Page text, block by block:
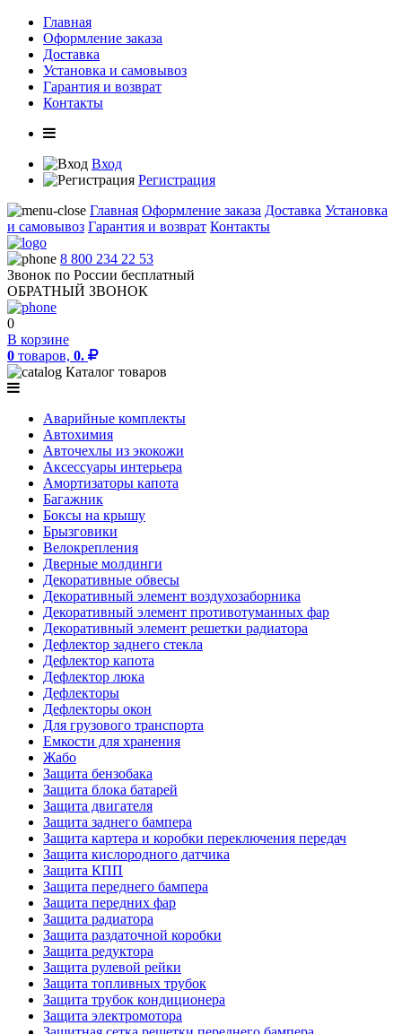
Главная
Оформление заказа
Доставка
Установка и самовывоз
Гарантия и возврат
Контакты
Вход
Регистрация
Главная Оформление заказа Доставка Установка
и самовывоз Гарантия и возврат Контакты
8 800 234 22 53
Звонок по России бесплатный
ОБРАТНЫЙ ЗВОНОК
0
В корзине
0 товаров, 0.
Каталог товаров
Аварийные комплекты
Автохимия
Авточехлы из экокожи
Аксессуары интерьера
Амортизаторы капота
Багажник
Боксы на крышу
Брызговики
Велокрепления
Дверные молдинги
Декоративные обвесы
Декоративный элемент воздухозаборника
Декоративный элемент противотуманных фар
Декоративный элемент решетки радиатора
Дефлектор заднего стекла
Дефлектор капота
Дефлектор люка
Дефлекторы
Дефлекторы окон
Для грузового транспорта
Емкости для хранения
Жабо
Защита бензобака
Защита блока батарей
Защита двигателя
Защита заднего бампера
Защита картера и коробки переключения передач
Защита кислородного датчика
Защита КПП
Защита переднего бампера
Защита передних фар
Защита радиатора
Защита раздаточной коробки
Защита редуктора
Защита рулевой рейки
Защита топливных трубок
Защита трубок кондиционера
Защита электромотора